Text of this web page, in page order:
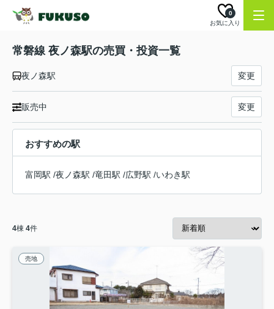
お気に入り
0
常磐線 夜ノ森駅の売買・投資一覧
夜ノ森駅 変更
販売中 変更
おすすめの駅
富岡駅 /夜ノ森駅 /竜田駅 /広野駅 /いわき駅
4棟 4件
売地